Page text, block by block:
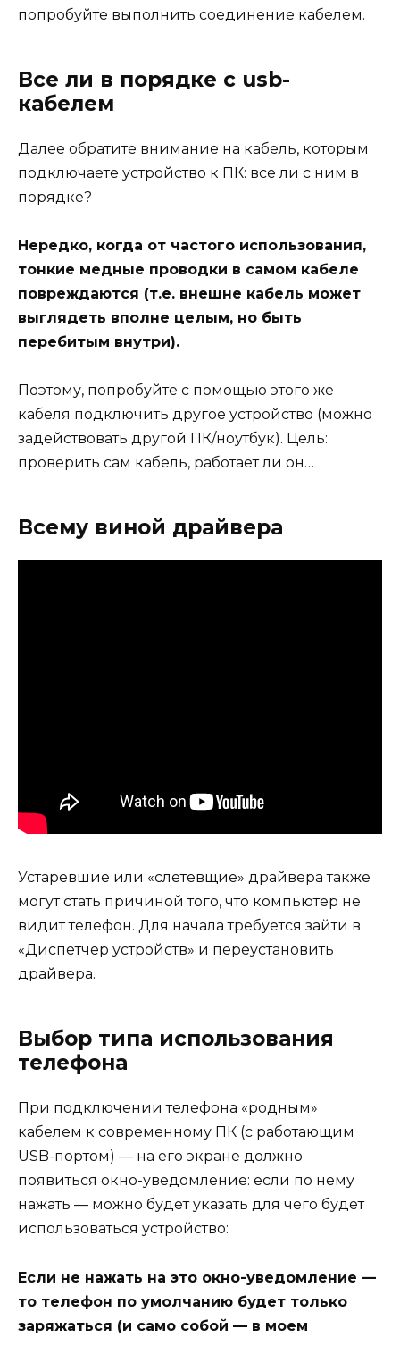
попробуйте выполнить соединение кабелем.
Все ли в порядке с usb-
кабелем
Далее обратите внимание на кабель, которым
подключаете устройство к ПК: все ли с ним в
порядке?
Нередко, когда от частого использования,
тонкие медные проводки в самом кабеле
повреждаются (т.е. внешне кабель может
выглядеть вполне целым, но быть
перебитым внутри).
Поэтому, попробуйте с помощью этого же
кабеля подключить другое устройство (можно
задействовать другой ПК/ноутбук). Цель:
проверить сам кабель, работает ли он…
Всему виной драйвера
Устаревшие или «слетевщие» драйвера также
могут стать причиной того, что компьютер не
видит телефон. Для начала требуется зайти в
«Диспетчер устройств» и переустановить
драйвера.
Выбор типа использования
телефона
При подключении телефона «родным»
кабелем к современному ПК (с работающим
USB-портом) — на его экране должно
появиться окно-уведомление: если по нему
нажать — можно будет указать для чего будет
использоваться устройство:
Если не нажать на это окно-уведомление —
то телефон по умолчанию будет только
заряжаться (и само собой — в моем